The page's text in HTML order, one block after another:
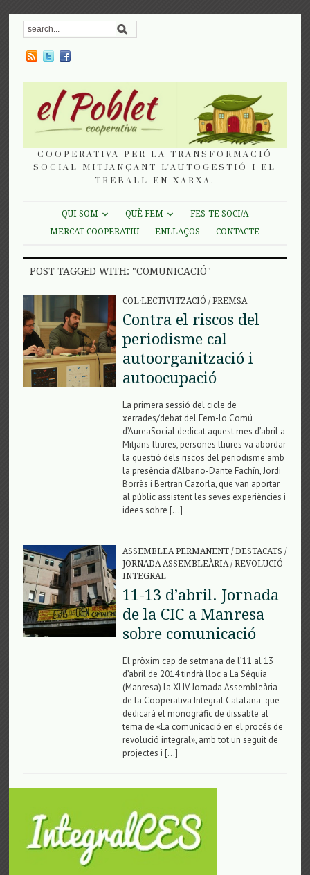
COOPERATIVA PER LA TRANSFORMACIÓ
SOCIAL MITJANÇANT L'AUTOGESTIÓ I EL
TREBALL EN XARXA.
QUI SOM QUÈ FEM
FES-TE SOCI/A
MERCAT COOPERATIU
ENLLAÇOS CONTACTE
POST TAGGED WITH: "COMUNICACIÓ"
COL·LECTIVITZACIÓ /PREMSA
Contra el riscos del
periodisme cal
autoorganització i
autoocupació
La primera sessió del cicle de
xerrades/debat del Fem-lo Comú
d’AureaSocial dedicat aquest mes d’abril a
Mitjans lliures, persones lliures va abordar
la qüestió dels riscos del periodisme amb
la presència d’Albano-Dante Fachín, Jordi
Borràs i Bertran Cazorla, que van aportar
al públic assistent les seves experiències i
idees sobre […]
ASSEMBLEA PERMANENT/DESTACATS /
JORNADA ASSEMBLEÀRIA/REVOLUCIÓ
INTEGRAL
11-13 d’abril. Jornada
de la CIC a Manresa
sobre comunicació
El pròxim cap de setmana de l’11 al 13
d’abril de 2014 tindrà lloc a La Séquia
(Manresa) la XLIV Jornada Assembleària
de la Cooperativa Integral Catalana que
dedicarà el monogràfic de dissabte al
tema de «La comunicació en el procés de
revolució integral», amb tot un seguit de
projectes i […]